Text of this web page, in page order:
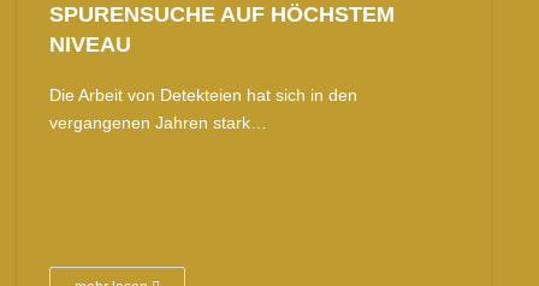
SPURENSUCHE AUF HÖCHSTEM
NIVEAU
Die Arbeit von Detekteien hat sich in den
vergangenen Jahren stark…